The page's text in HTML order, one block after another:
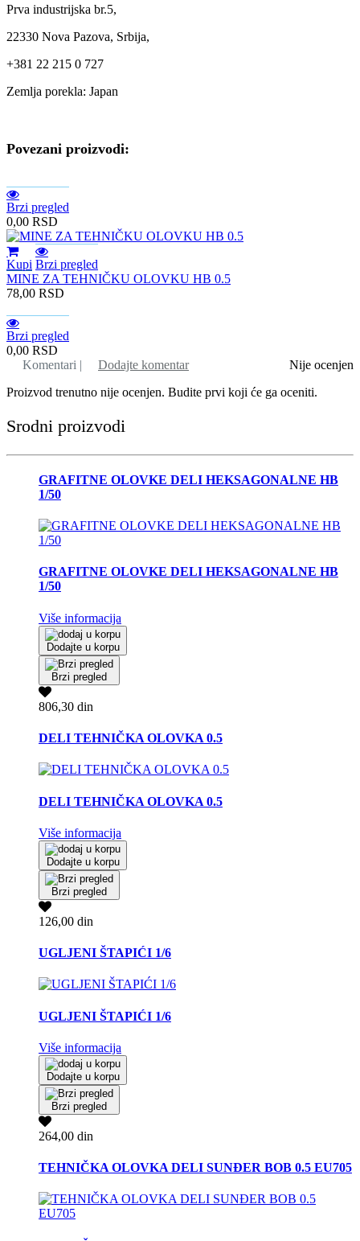
Prva industrijska br.5,
22330 Nova Pazova, Srbija,
+381 22 215 0 727
Zemlja porekla: Japan
Povezani proizvodi:
Brzi pregled
0,00 RSD
Kupi Brzi pregled
MINE ZA TEHNIČKU OLOVKU HB 0.5
78,00 RSD
Brzi pregled
0,00 RSD
Nije ocenjen
Komentari |
Dodajte komentar
Proizvod trenutno nije ocenjen. Budite prvi koji će ga oceniti.
Srodni proizvodi
GRAFITNE OLOVKE DELI HEKSAGONALNE HB
1/50
GRAFITNE OLOVKE DELI HEKSAGONALNE HB
1/50
Više informacija
Dodajte u korpu
Brzi pregled
806,30 din
DELI TEHNIČKA OLOVKA 0.5
DELI TEHNIČKA OLOVKA 0.5
Više informacija
Dodajte u korpu
Brzi pregled
126,00 din
UGLJENI ŠTAPIĆI 1/6
UGLJENI ŠTAPIĆI 1/6
Više informacija
Dodajte u korpu
Brzi pregled
264,00 din
TEHNIČKA OLOVKA DELI SUNĐER BOB 0.5 EU705